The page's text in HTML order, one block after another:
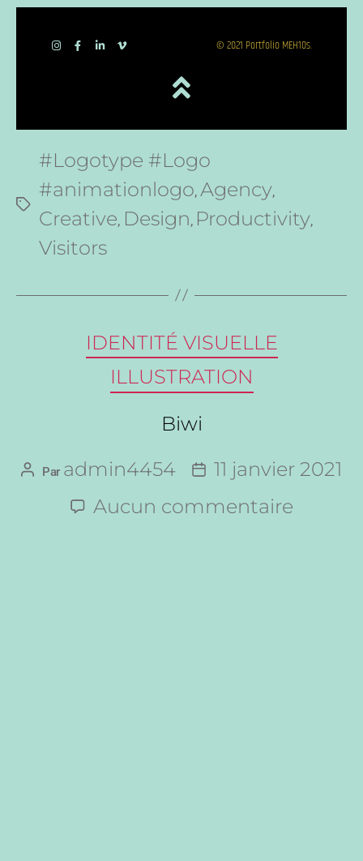
© 2021 Portfolio MEH10s.
#Logotype #Logo
#animationlogo, Agency,
Creative, Design, Productivity,
Visitors
IDENTITÉ VISUELLE
ILLUSTRATION
Biwi
Par admin4454
11 janvier 2021
Aucun commentaire